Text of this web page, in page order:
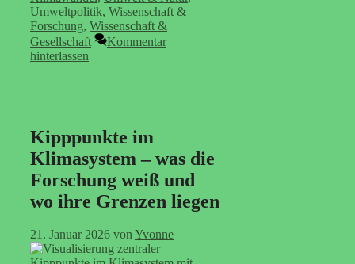
Umweltpolitik, Wissenschaft &
Forschung, Wissenschaft &
Gesellschaft
Kommentar
hinterlassen
Kipppunkte im
Klimasystem – was die
Forschung weiß und
wo ihre Grenzen liegen
21. Januar 2026 vonYvonne